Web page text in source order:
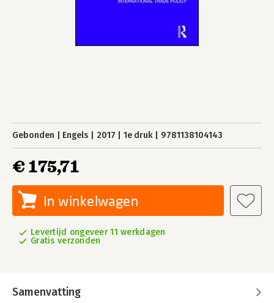
Gebonden Engels 2017 1e druk 9781138104143
€ 175,71
In winkelwagen
Levertijd ongeveer 11 werkdagen
Gratis verzonden
Samenvatting